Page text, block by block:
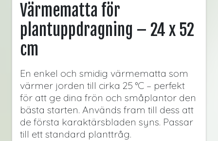
Värmematta för
plantuppdragning – 24 x 52
cm
En enkel och smidig värmematta som
värmer jorden till cirka 25 °C – perfekt
för att ge dina frön och småplantor den
bästa starten. Används fram till dess att
de första karaktärsbladen syns. Passar
till ett standard planttråg.